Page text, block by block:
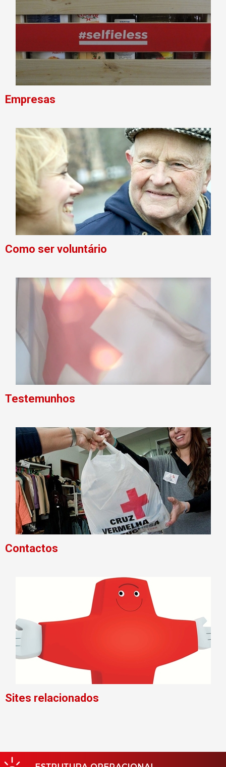
Empresas
Como ser voluntário
Testemunhos
Contactos
Sites relacionados